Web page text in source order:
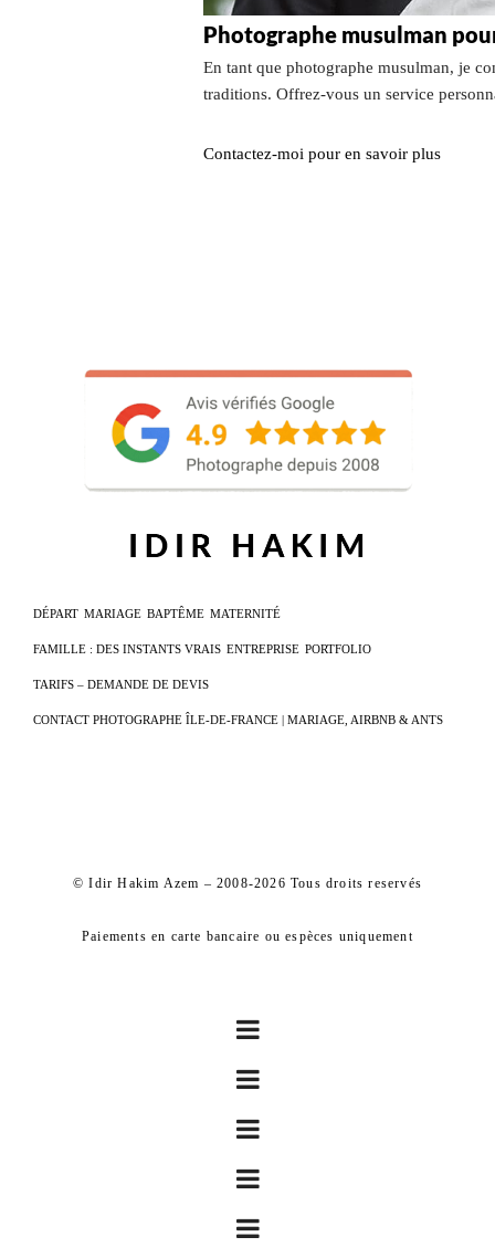
Photographe musulman
En tant que photographe musulman, je
traditions. Offrez-vous un service
Contactez-moi pour en savoir plus
DÉPART MARIAGE BAPTÊME MATERNITÉ
FAMILLE : DES INSTANTS VRAIS ENTREPRISE PORTFOLIO
TARIFS – DEMANDE DE DEVIS
CONTACT PHOTOGRAPHE ÎLE-DE-FRANCE | MARIAGE, AIRBNB & ANTS
© Idir Hakim Azem – 2008-2026 Tous droits reservés
Paiements en carte bancaire ou espèces uniquement